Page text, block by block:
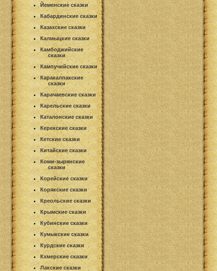
Йеменские сказки
Кабардинские сказки
Казахские сказки
Калмыцкие сказки
Камбоджийские
сказки
Кампучийские сказки
Каракалпакские
сказки
Карачаевские сказки
Карельские сказки
Каталонские сказки
Керекские сказки
Кетские сказки
Китайские сказки
Коми-зырянские
сказки
Корейские сказки
Корякские сказки
Креольские сказки
Крымские сказки
Кубинские сказки
Кумыкские сказки
Курдские сказки
Кхмерские сказки
Лакские сказки